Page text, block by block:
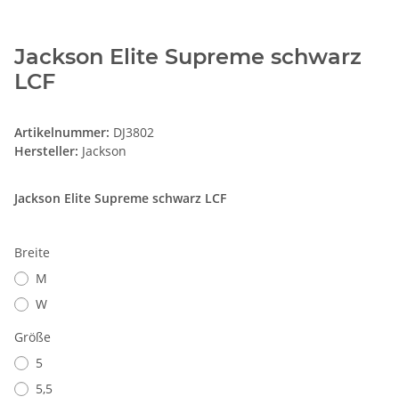
Jackson Elite Supreme schwarz
LCF
Artikelnummer: DJ3802
Hersteller: Jackson
Jackson Elite Supreme schwarz LCF
Breite
M
W
Größe
5
5,5